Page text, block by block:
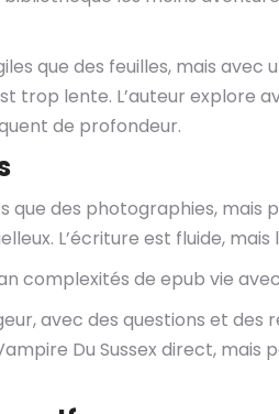
que des feuilles, mais
trop lente. L’auteur
de profondeur.
que des photographies, mais
L’écriture est fluide,
complexités de epub vie
avec des questions et
Du Sussex direct,